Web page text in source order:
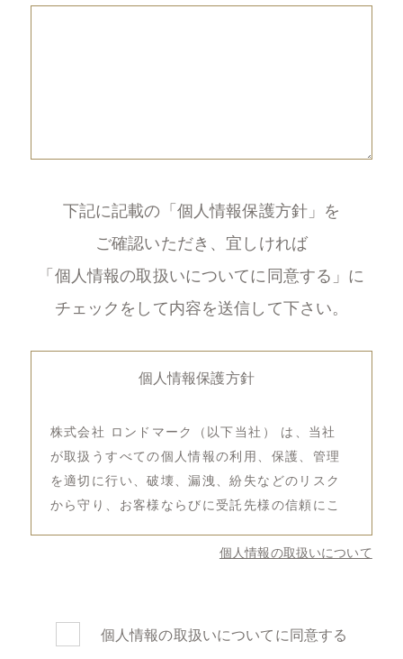
下記に記載の「個人情報保護方針」を
ご確認いただき、 宜しければ
「個人情報の取扱いについてに同意する」に
チェックをして内容を送信して下さい。
個人情報保護方針
株式会社 ロンドマーク（以下当社） は、当社
が取扱うすべての個人情報の利用、保護、管理
を適切に行い、破壊、漏洩、紛失などのリスク
から守り、お客様ならびに受託先様の信頼にこ
このことをより一層明確にするために、個人情
1.個人情報の収集・利用・提供
個人情報の取扱いについて
個人情報の取扱いについてに同意する